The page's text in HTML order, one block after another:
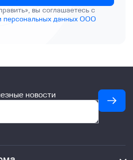
вы соглашаетесь с
персональных данных ООО
новости